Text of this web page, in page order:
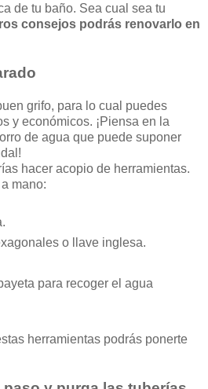
de tu baño. Sea cual sea tu
consejos podrás renovar o en
grifo, para lo cual puedes
y económicos. ¡Piensa en la
de agua que puede suponer
hacer acopio de herramientas.
mano:
o llave inglesa.
para recoger el agua
herramientas podrás ponerte